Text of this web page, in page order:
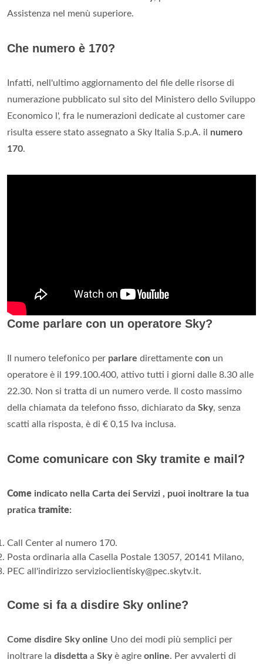
Assistenza nel menù superiore.
Che numero è 170?
Infatti, nell'ultimo aggiornamento del file delle risorse di
numerazione pubblicato sul sito del Ministero dello Sviluppo
Economico l', fra le numerazioni dedicate al customer care
risulta essere stato assegnato a Sky Italia S.p.A. il numero
170.
Come parlare con un operatore Sky?
Il numero telefonico per parlare direttamente con un
operatore è il 199.100.400, attivo tutti i giorni dalle 8.30 alle
22.30. Non si tratta di un numero verde. Il costo massimo
della chiamata da telefono fisso, dichiarato da Sky, senza
scatti alla risposta, è di € 0,15 Iva inclusa.
Come comunicare con Sky tramite e mail?
Come indicato nella Carta dei Servizi , puoi inoltrare la tua
pratica tramite:
Call Center al numero 170.
Posta ordinaria alla Casella Postale 13057, 20141 Milano,
PEC all'indirizzo servizioclientisky@pec.skytv.it.
Come si fa a disdire Sky online?
Come disdire Sky online Uno dei modi più semplici per
inoltrare la disdetta a Skyè agire online. Per avvalerti di